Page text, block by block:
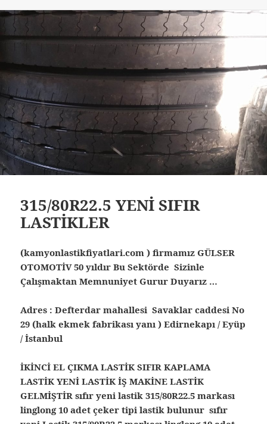
315/80R22.5 YENİ SIFIR
LASTİKLER
(kamyonlastikfiyatlari.com ) firmamız GÜLSER
OTOMOTİV 50 yıldır Bu Sektörde Sizinle
Çalışmaktan Memnuniyet Gurur Duyarız …
Adres : Defterdar mahallesi Savaklar caddesi No
29 (halk ekmek fabrikası yanı ) Edirnekapı / Eyüp
/ İstanbul
İKİNCİ EL ÇIKMA LASTİK SIFIR KAPLAMA
LASTİK YENİ LASTİK İŞ MAKİNE LASTİK
GELMİŞTİR sıfır yeni lastik 315/80R22.5 markası
linglong 10 adet çeker tipi lastik bulunur sıfır